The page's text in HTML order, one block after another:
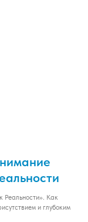
Реальности». Как
и глубоким